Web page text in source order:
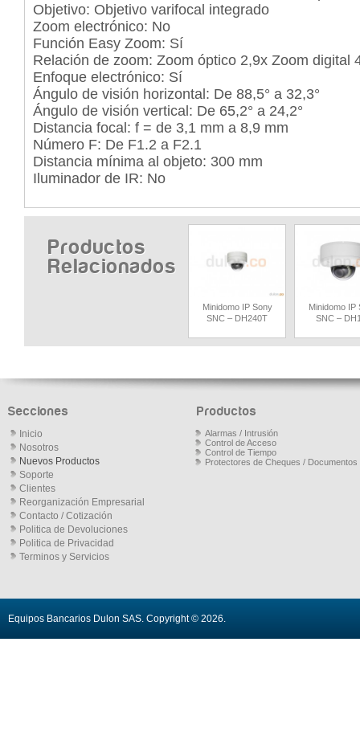
Objetivo: Objetivo varifocal integrado
Zoom electrónico: No
Función Easy Zoom: Sí
Relación de zoom: Zoom óptico 2,9x Zoom digital
Enfoque electrónico: Sí
Ángulo de visión horizontal: De 88,5° a 32,3°
Ángulo de visión vertical: De 65,2° a 24,2°
Distancia focal: f = de 3,1 mm a 8,9 mm
Número F: De F1.2 a F2.1
Distancia mínima al objeto: 300 mm
Iluminador de IR: No
Productos
Relacionados
Minidomo IP Sony
SNC – DH240T
Minidomo IP
SNC –
Secciones
Inicio
Nosotros
Nuevos Productos
Soporte
Clientes
Reorganización Empresarial
Contacto / Cotización
Politica de Devoluciones
Politica de Privacidad
Terminos y Servicios
Productos
Alarmas / Intrusión
Control de Acceso
Control de Tiempo
Protectores de Cheques / Documentos
Equipos Bancarios Dulon SAS. Copyright © 2026.